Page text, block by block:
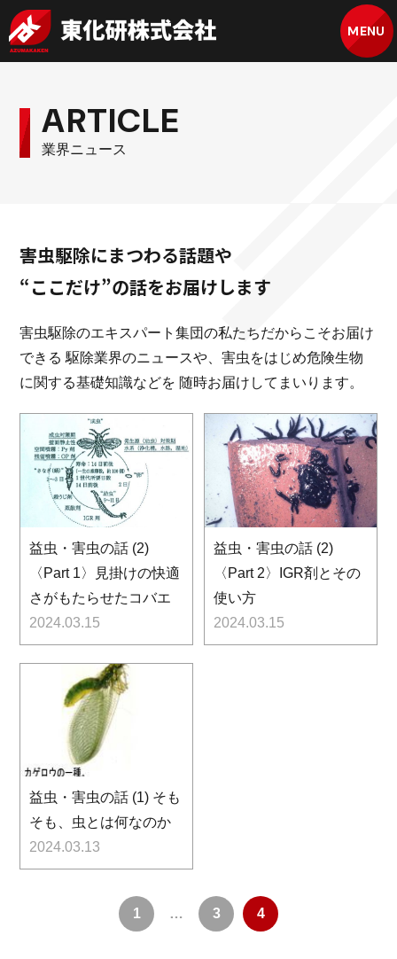
MENU
ARTICLE
業界ニュース
害虫駆除にまつわる話題や
“ここだけ”の話をお届けします
害虫駆除のエキスパート集団の私たちだからこそお届け
できる 駆除業界のニュースや、害虫をはじめ危険生物
に関する基礎知識などを 随時お届けしてまいります。
益虫・害虫の話 (2)
〈Part 1〉見掛けの快適
さがもたらせたコバエ
2024.03.15
益虫・害虫の話 (2)
〈Part 2〉IGR剤とその
使い方
2024.03.15
益虫・害虫の話 (1) そも
そも、虫とは何なのか
2024.03.13
1 … 3 4